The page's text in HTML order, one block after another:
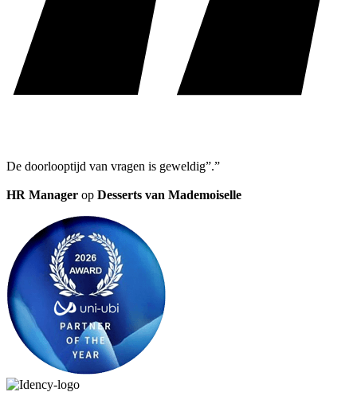
De doorlooptijd van vragen is geweldig”.”
HR Manager op Desserts van Mademoiselle